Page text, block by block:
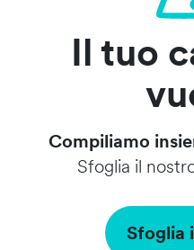
Il tuo
Compiliamo
Sfoglia il
Sfoglia